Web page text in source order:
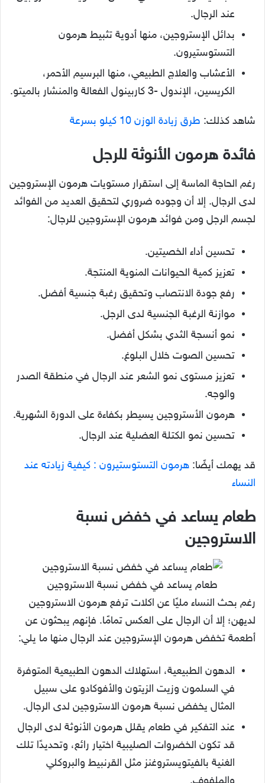
شاهد كذلك: طرق زيادة الوزن 10 كيلو بسرعة
فائدة هرمون الأنوثة للرجل
رغم الحاجة الماسة إلى استقرار مستويات هرمون الإستروجين
لجسم الرجل ومن فوائد هرمون الإستروجين للرجال:
تحسين أداء الخصيتين.
رفع جودة الانتصاب وتحقيق رغبة جنسية أفضل.
موازنة الرغبة الجنسية لدى الرجل.
تحسين الصوت خلال البلوغ.
تعزيز مستوى نمو الشعر عند الرجال في منطقة الصدر
والوجه.
هرمون الأستروجين يسيطر بكفاءة على الدورة الشهرية.
تحسين نمو الكتلة العضلية عند الرجال.
طعام يساعد في خفض نسبة
الاستروجين
لديهن؛ إلا أن الرجال على العكس تمامًا. فإنهم يبحثون عن
أطعمة تخفض هرمون الإستروجين عند الرجال منها ما يلي:
الدهون الطبيعية، استهلاك الدهون الطبيعية المتوفرة
في السلمون وزيت الزيتون والأفوكادو على سبيل
المثال يخفض نسبة هرمون الاستروجين لدى الرجال.
عند التفكير في طعام يقلل هرمون الأنوثة لدى الرجال
قد تكون الخضروات الصليبية اختيار رائع، وتحديدًا تلك
الغنية بالفيتويستروغنز مثل القرنبيط والبروكلي
والملفوف.
الفطر، طعام يقلل هرمون الأنوثة لدى الرجال فإنه
فعال في تقليل نسبة هرمون الاستروجين الأنثوي لدى
الرجال.
الكركم، ذاع صيت الكركم والاستروجين جدًا؛ فإنه من
المضادات القوية للالتهابات والتي تحد من فرط هرمون